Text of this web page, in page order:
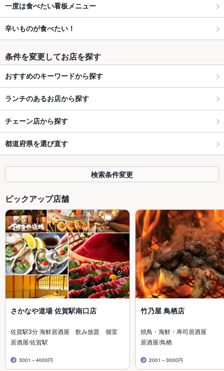
一度は食べたい看板メニュー
辛いものが食べたい！
条件を変更してお店を探す
おすすめのキーワードから探す
ランチのあるお店から探す
チェーン店から探す
都道府県を選び直す
検索条件変更
ピックアップ店舗
さかなや道場 佐賀駅南口店
佐賀駅3分 海鮮居酒屋 飲み放題 個室
居酒屋/佐賀駅
3001～4000円
竹乃屋 鳥栖店
焼鳥・海鮮・寿司居酒屋
居酒屋/鳥栖
2001～3000円